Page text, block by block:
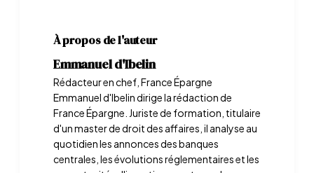
À propos de l'auteur
Emmanuel d'Ibelin
Rédacteur en chef, France Épargne
Emmanuel d'Ibelin dirige la rédaction de
France Épargne. Juriste de formation, titulaire
d'un master de droit des affaires, il analyse au
quotidien les annonces des banques
centrales, les évolutions réglementaires et les